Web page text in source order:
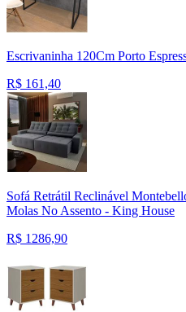
Escrivaninha 120Cm Porto
R$ 161,40
Sofá Retrátil Reclinável
Molas No Assento - King House
R$ 1286,90